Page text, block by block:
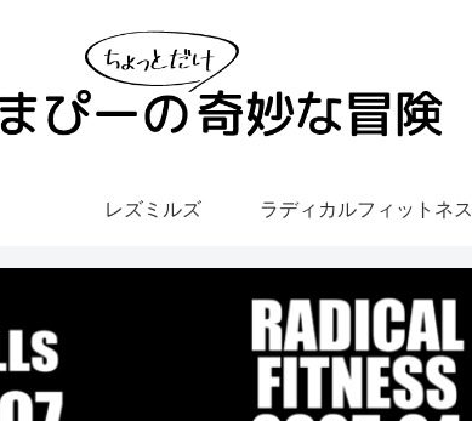
レズミルズ ラディカルフィットネス